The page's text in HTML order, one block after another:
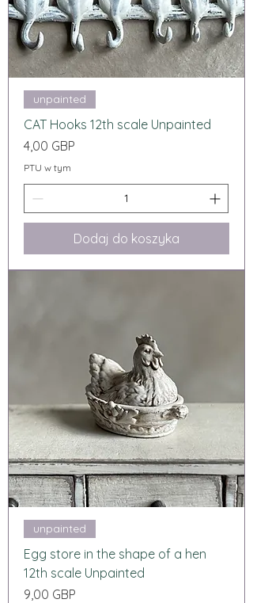
unpainted
CAT Hooks 12th scale Unpainted
Cena
4,00 GBP
PTU w tym
Dodaj do koszyka
unpainted
Egg store in the shape of a hen
12th scale Unpainted
Cena
9,00 GBP